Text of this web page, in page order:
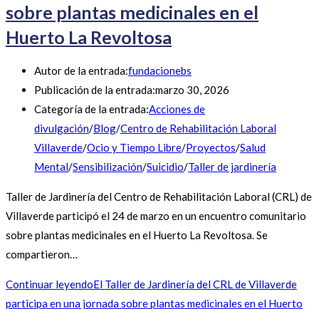
sobre plantas medicinales en el
Huerto La Revoltosa
Autor de la entrada:fundacionebs
Publicación de la entrada:marzo 30, 2026
Categoría de la entrada:Acciones de
divulgación/Blog/Centro de Rehabilitación Laboral
Villaverde/Ocio y Tiempo Libre/Proyectos/Salud
Mental/Sensibilización/Suicidio/Taller de jardinería
Taller de Jardinería del Centro de Rehabilitación Laboral (CRL) de
Villaverde participó el 24 de marzo en un encuentro comunitario
sobre plantas medicinales en el Huerto La Revoltosa. Se
compartieron…
Continuar leyendoEl Taller de Jardinería del CRL de Villaverde
participa en una jornada sobre plantas medicinales en el Huerto